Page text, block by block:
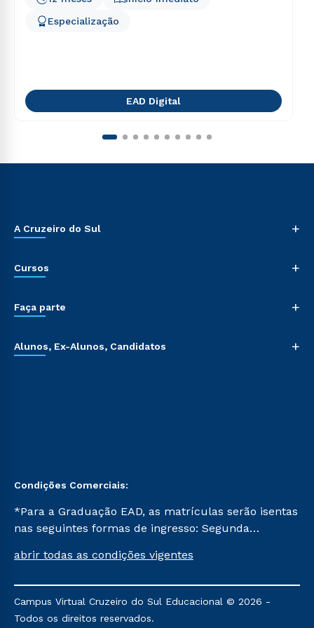
Especialização
EAD Digital
A Cruzeiro do Sul +
Cursos +
Faça parte +
Alunos, Ex-Alunos, Candidatos +
Condições Comerciais:
*Para a Graduação EAD, as matrículas serão isentas
nas seguintes formas de ingresso: Segunda
Já para as demais, a taxa de matrícula será de R$
mencionadas são referentes aos cursos: Ensino
Religioso, Geografia para a Docência e Metodologia
abrir todas as condições vigentes
Campus Virtual Cruzeiro do Sul Educacional © 2026 -
Todos os direitos reservados.